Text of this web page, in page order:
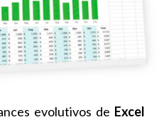
evolutivos de Excel